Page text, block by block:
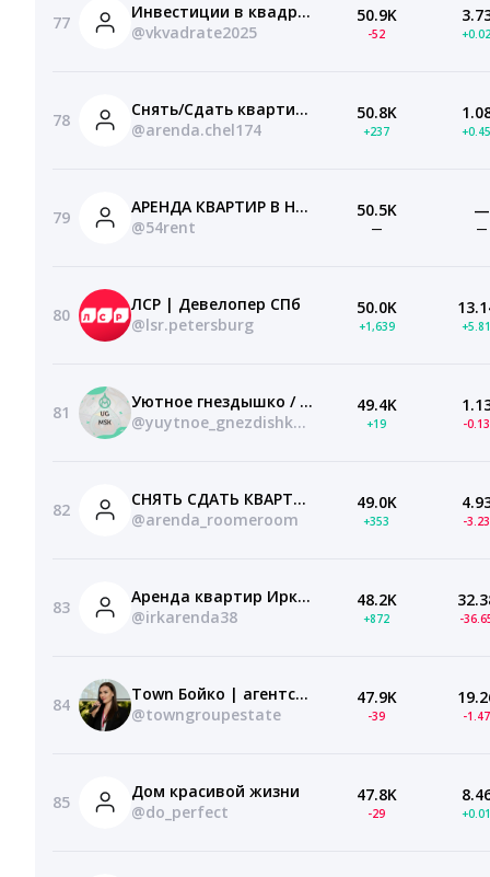
77
Инвестиции в квадрате
@vkvadrate2025
50.9K
-52
78
Снять/Сдать квартиру в Челябинске/Аренда
@arenda.chel174
50.8K
+237
79
АРЕНДА КВАРТИР В НОВОСИБИРСКЕ БЕЗ ПОСРЕДНИКОВ
@54rent
50.5K
—
—
—
80
ЛСР | Девелопер СПб
@lsr.petersburg
50.0K
+1,639
81
Уютное гнездышко / поиск жилья и соседей / МСК
@yuytnoe_gnezdishko_msk
49.4K
+19 -
82
СНЯТЬ СДАТЬ КВАРТИРУ КОМНАТУ В ПЕРМИ
@arenda_roomeroom
49.0K
+353 -
83
Аренда квартир Иркутск
@irkarenda38
48.2K
+872 -
84
Town Бойко | агентство недвижимости
@towngroupestate
47.9K
-39 -
85
Дом красивой жизни
@do_perfect
47.8K
-29